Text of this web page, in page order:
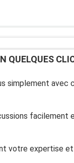
QUELQUES
simplement avec
facilement
votre expertise